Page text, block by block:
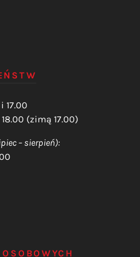
17.00
(zimą 17.00)
– sierpień):